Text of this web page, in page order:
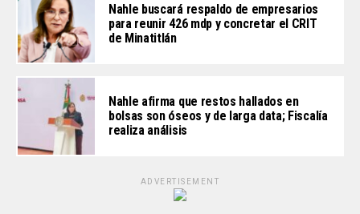
Nahle buscará respaldo de empresarios
para reunir 426 mdp y concretar el CRIT
de Minatitlán
Nahle afirma que restos hallados en
bolsas son óseos y de larga data; Fiscalía
realiza análisis
ADVERTISEMENT